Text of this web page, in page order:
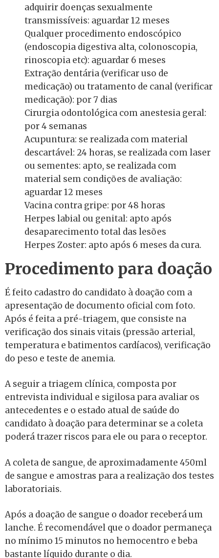
adquirir doenças sexualmente
transmissíveis: aguardar 12 meses
Qualquer procedimento endoscópico
(endoscopia digestiva alta, colonoscopia,
rinoscopia etc): aguardar 6 meses
Extração dentária (verificar uso de
medicação) ou tratamento de canal (verificar
medicação): por 7 dias
Cirurgia odontológica com anestesia geral:
por 4 semanas
Acupuntura: se realizada com material
descartável: 24 horas, se realizada com laser
ou sementes: apto, se realizada com
material sem condições de avaliação:
aguardar 12 meses
Vacina contra gripe: por 48 horas
Herpes labial ou genital: apto após
desaparecimento total das lesões
Herpes Zoster: apto após 6 meses da cura.
Procedimento para doação
É feito cadastro do candidato à doação com a
apresentação de documento oficial com foto.
Após é feita a pré-triagem, que consiste na
verificação dos sinais vitais (pressão arterial,
temperatura e batimentos cardíacos), verificação
do peso e teste de anemia.
A seguir a triagem clínica, composta por
entrevista individual e sigilosa para avaliar os
antecedentes e o estado atual de saúde do
candidato à doação para determinar se a coleta
poderá trazer riscos para ele ou para o receptor.
A coleta de sangue, de aproximadamente 450ml
de sangue e amostras para a realização dos testes
laboratoriais.
Após a doação de sangue o doador receberá um
lanche. É recomendável que o doador permaneça
no mínimo 15 minutos no hemocentro e beba
bastante líquido durante o dia.